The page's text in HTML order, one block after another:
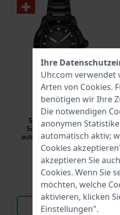
Tissot
T1208073305100
Seastar 1000 40 mm
Schwarz beschichtete
automatische Taucheruhr
875,00 €
● Auf Lager
Vergleichen
Produkt ansehen
Ihre
Uhr.com verwendet
Arten von Cookies.
benötigen wir Ihre
Die notwendigen
anonymen
automatisch aktiv;
Cookies
akzeptieren Sie
Cookies. Wenn Sie
möchten, welche
aktivieren, klicken
Einstellungen".